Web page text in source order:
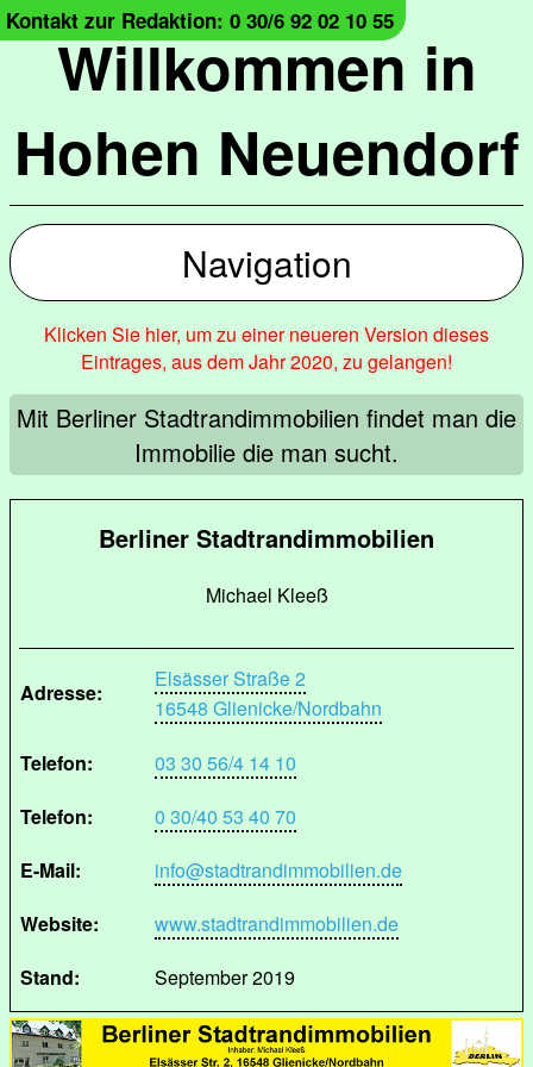
Willkommen in
Hohen Neuendorf
Kontakt zur Redaktion: 0 30/6 92 02 10 55
Navigation
Klicken Sie hier, um zu einer neueren Version dieses
Eintrages, aus dem Jahr 2020, zu gelangen!
Mit Berliner Stadtrandimmobilien findet man die
Immobilie die man sucht.
Berliner Stadtrandimmobilien
Michael Kleeß
Adresse:
Elsässer Straße 2
16548 Glienicke/Nordbahn
Telefon:
03 30 56/4 14 10
Telefon:
0 30/40 53 40 70
E-Mail:
info@stadtrandimmobilien.de
Website:
www.stadtrandimmobilien.de
Stand:
September 2019